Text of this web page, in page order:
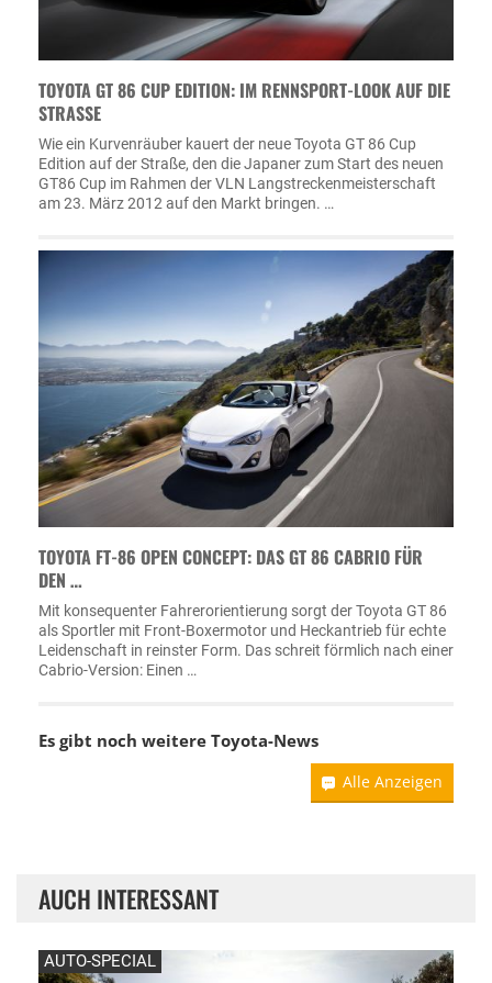
TOYOTA GT 86 CUP EDITION: IM RENNSPORT-LOOK AUF DIE
STRASSE
Wie ein Kurvenräuber kauert der neue Toyota GT 86 Cup
Edition auf der Straße, den die Japaner zum Start des neuen
GT86 Cup im Rahmen der VLN Langstreckenmeisterschaft
am 23. März 2012 auf den Markt bringen. …
TOYOTA FT-86 OPEN CONCEPT: DAS GT 86 CABRIO FÜR
DEN …
Mit konsequenter Fahrerorientierung sorgt der Toyota GT 86
als Sportler mit Front-Boxermotor und Heckantrieb für echte
Leidenschaft in reinster Form. Das schreit förmlich nach einer
Cabrio-Version: Einen …
Es gibt noch weitere Toyota-News
Alle Anzeigen
AUCH INTERESSANT
AUTO-SPECIAL